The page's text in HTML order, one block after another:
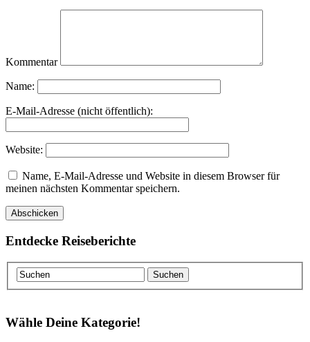
Kommentar
Name:
E-Mail-Adresse (nicht öffentlich):
Website:
Name, E-Mail-Adresse und Website in diesem Browser für
meinen nächsten Kommentar speichern.
Entdecke Reiseberichte
Wähle Deine Kategorie!